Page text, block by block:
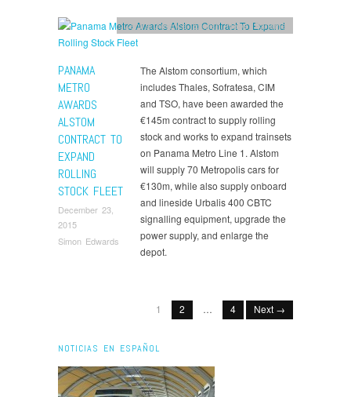
PANAMA
METRO
AWARDS
ALSTOM
CONTRACT TO
EXPAND
ROLLING
STOCK FLEET
December 23,
2015
Simon Edwards
Central America,English,News,Panama
The Alstom consortium, which
includes Thales, Sofratesa, CIM
and TSO, have been awarded the
€145m contract to supply rolling
stock and works to expand trainsets
on Panama Metro Line 1. Alstom
will supply 70 Metropolis cars for
€130m, while also supply onboard
and lineside Urbalis 400 CBTC
signalling equipment, upgrade the
power supply, and enlarge the
depot.
1 2 … 4 Next →
NOTICIAS EN ESPAÑOL